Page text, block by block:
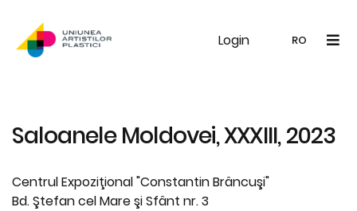
Login RO
UAP Galerie Noutăți
Saloanele Moldovei, XXXIII, 2023
Centrul Expoziţional "Constantin Brâncuşi"
Bd. Ştefan cel Mare şi Sfânt nr. 3